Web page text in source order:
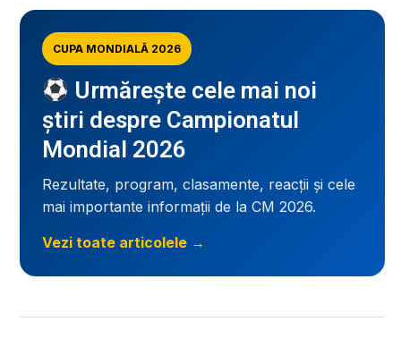
CUPA MONDIALĂ 2026
Urmărește cele mai noi
știri despre Campionatul
Mondial 2026
Rezultate, program, clasamente, reacții și cele
mai importante informații de la CM 2026.
Vezi toate articolele →